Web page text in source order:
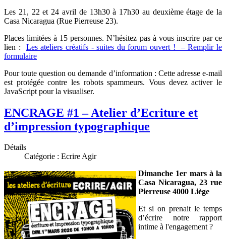
Les 21, 22 et 24 avril de 13h30 à 17h30 au deuxième étage de la
Casa Nicaragua (Rue Pierreuse 23).
Places limitées à 15 personnes. N’hésitez pas à vous inscrire par ce
lien : Les ateliers créatifs - suites du forum ouvert ! – Remplir le
formulaire
Pour toute question ou demande d’information : Cette adresse e-mail
est protégée contre les robots spammeurs. Vous devez activer le
JavaScript pour la visualiser.
ENCRAGE #1 – Atelier d’Ecriture et
d’impression typographique
Détails
Catégorie : Ecrire Agir
Dimanche 1er mars à la
Casa Nicaragua, 23 rue
Pierreuse 4000 Liège
Et si on prenait le temps
d’écrire notre rapport
intime à l'engagement ?